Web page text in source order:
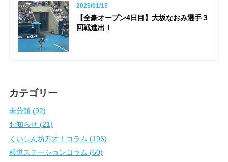
2025/01/15
【全豪オープン4日目】大坂なおみ選手３
回戦進出！
カテゴリー
未分類 (92)
お知らせ (21)
くいしん坊万才！コラム (196)
報道ステーションコラム (50)